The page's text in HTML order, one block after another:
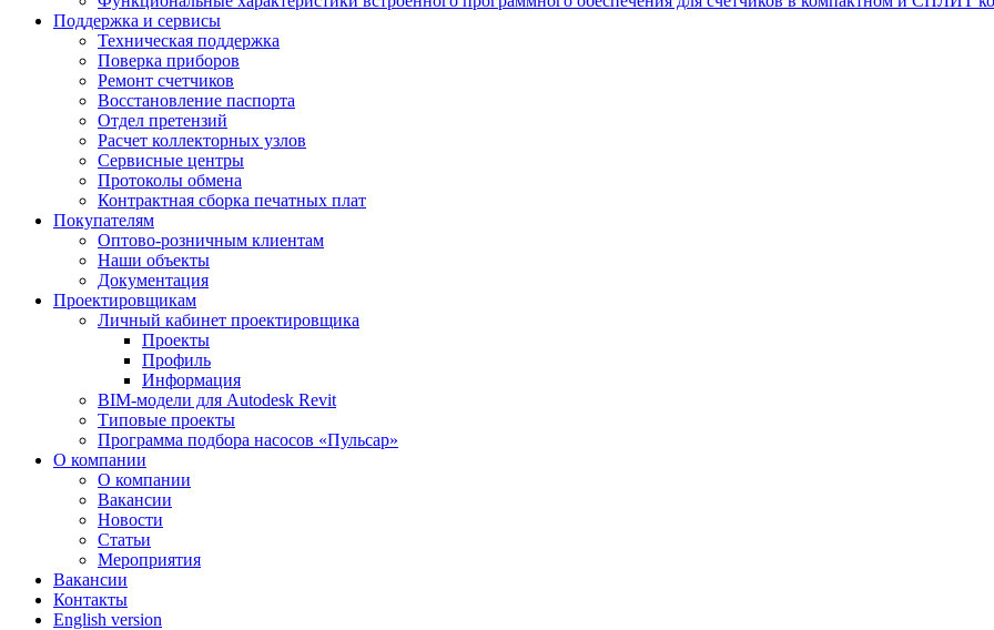
Поддержка и сервисы
Техническая поддержка
Поверка приборов
Ремонт счетчиков
Восстановление паспорта
Отдел претензий
Расчет коллекторных узлов
Сервисные центры
Протоколы обмена
Контрактная сборка печатных плат
Покупателям
Оптово-розничным клиентам
Наши объекты
Документация
Проектировщикам
Личный кабинет проектировщика
Проекты
Профиль
Информация
BIM-модели для Autodesk Revit
Типовые проекты
Программа подбора насосов «Пульсар»
О компании
О компании
Вакансии
Новости
Статьи
Мероприятия
Вакансии
Контакты
English version